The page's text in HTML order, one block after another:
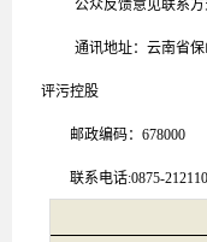
公众反馈意见联系方
通讯地址：云南省
评污控股
邮政编码：678000
联系电话:0875-